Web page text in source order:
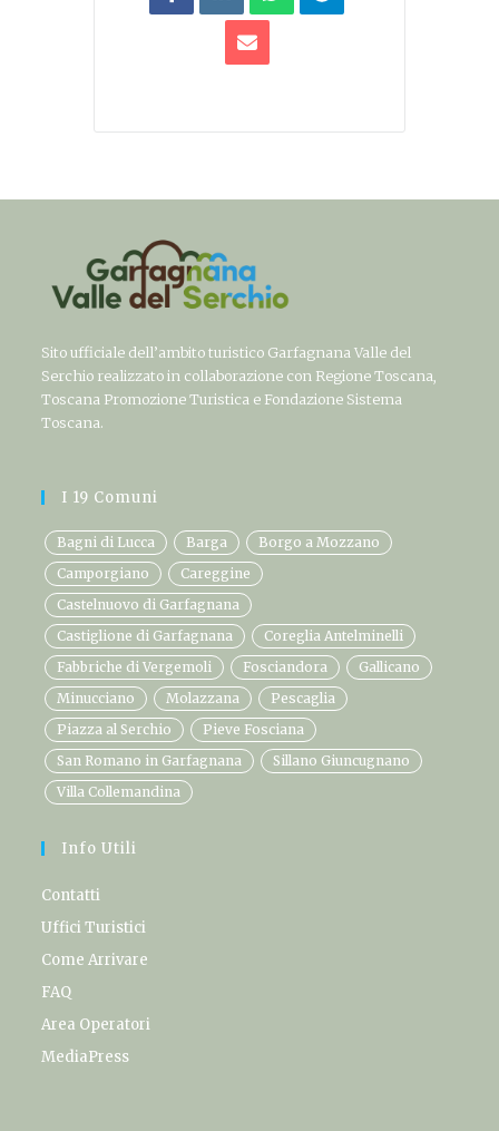
Sito ufficiale dell’ambito turistico Garfagnana Valle del
Serchio realizzato in collaborazione con Regione Toscana,
Toscana Promozione Turistica e Fondazione Sistema
Toscana.
I 19 Comuni
Bagni di Lucca Barga
Borgo a Mozzano
Camporgiano
Careggine
Castelnuovo di Garfagnana
Castiglione di Garfagnana
Coreglia Antelminelli
Fabbriche di Vergemoli
Fosciandora
Gallicano
Minucciano
Molazzana
Pescaglia
Piazza al Serchio
Pieve Fosciana
San Romano in Garfagnana
Sillano Giuncugnano
Villa Collemandina
Info Utili
Contatti
Uffici Turistici
Come Arrivare
FAQ
Area Operatori
MediaPress